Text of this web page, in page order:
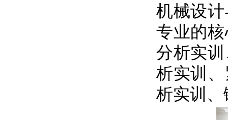
机械设
专业的
分析实
析实训
析实训